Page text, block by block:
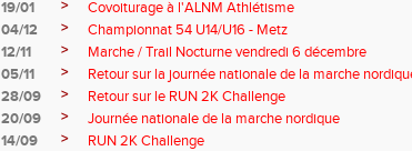
19/01
>
Covoiturage à l'ALNM Athlétisme
04/12
>
Championnat 54 U14/U16 - Metz
12/11
>
Marche / Trail Nocturne vendredi 6 décembre
05/11
>
Retour sur la journée nationale de la marche
28/09
>
Retour sur le RUN 2K Challenge
20/09
>
Journée nationale de la marche nordique
14/09
> RUN 2K Challenge